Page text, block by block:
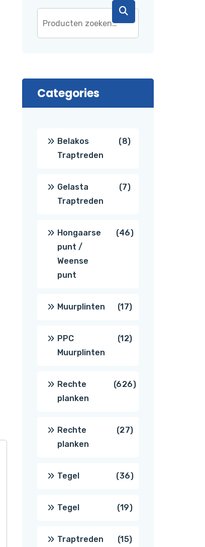
Categories
Belakos
Traptreden
88
Gelasta
Traptreden
77
Hongaarse
punt /
Weense
punt
4646
Muurplinten 1717
producten
PPC
Muurplinten
1212
Rechte
planken
626626
Rechte
planken
2727
Tegel 3636
producten
Tegel 1919
producten
Traptreden
1515